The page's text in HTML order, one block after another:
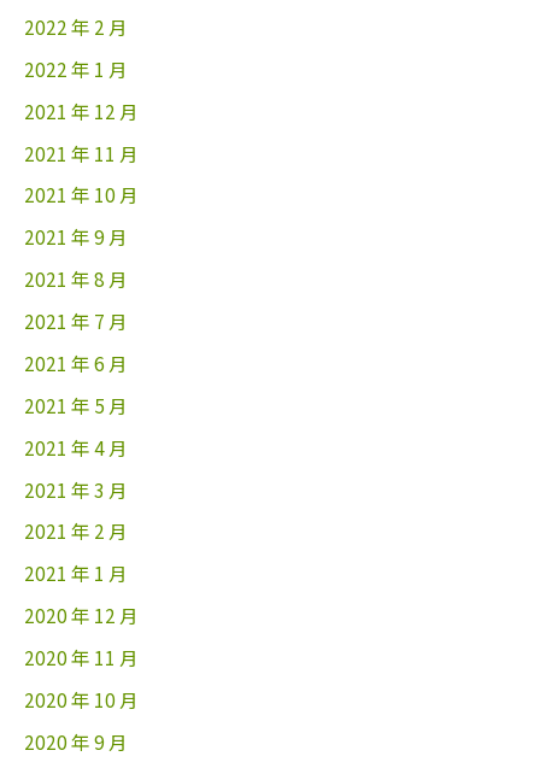
2022 年 2 月
2022 年 1 月
2021 年 12 月
2021 年 11 月
2021 年 10 月
2021 年 9 月
2021 年 8 月
2021 年 7 月
2021 年 6 月
2021 年 5 月
2021 年 4 月
2021 年 3 月
2021 年 2 月
2021 年 1 月
2020 年 12 月
2020 年 11 月
2020 年 10 月
2020 年 9 月